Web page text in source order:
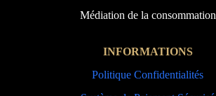
Médiation de la consommation
INFORMATIONS
Politique Confidentialités